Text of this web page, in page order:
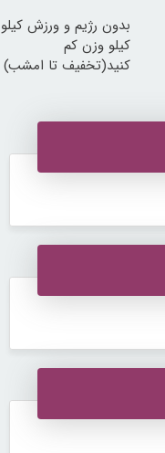
بدون رژیم و ورزش کیلو
کیلو وزن کم
کنید(تخفیف تا امشب)